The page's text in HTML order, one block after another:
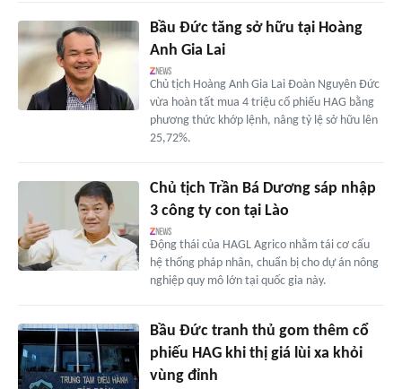
Bầu Đức tăng sở hữu tại Hoàng
Anh Gia Lai
Chủ tịch Hoàng Anh Gia Lai Đoàn Nguyên Đức
vừa hoàn tất mua 4 triệu cổ phiếu HAG bằng
phương thức khớp lệnh, nâng tỷ lệ sở hữu lên
25,72%.
Chủ tịch Trần Bá Dương sáp nhập
3 công ty con tại Lào
Động thái của HAGL Agrico nhằm tái cơ cấu
hệ thống pháp nhân, chuẩn bị cho dự án nông
nghiệp quy mô lớn tại quốc gia này.
Bầu Đức tranh thủ gom thêm cổ
phiếu HAG khi thị giá lùi xa khỏi
vùng đỉnh